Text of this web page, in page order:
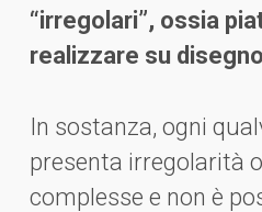
“irregolari”, ossia
realizzare su
In sostanza, ogni
presenta irregolarità
complesse e non è